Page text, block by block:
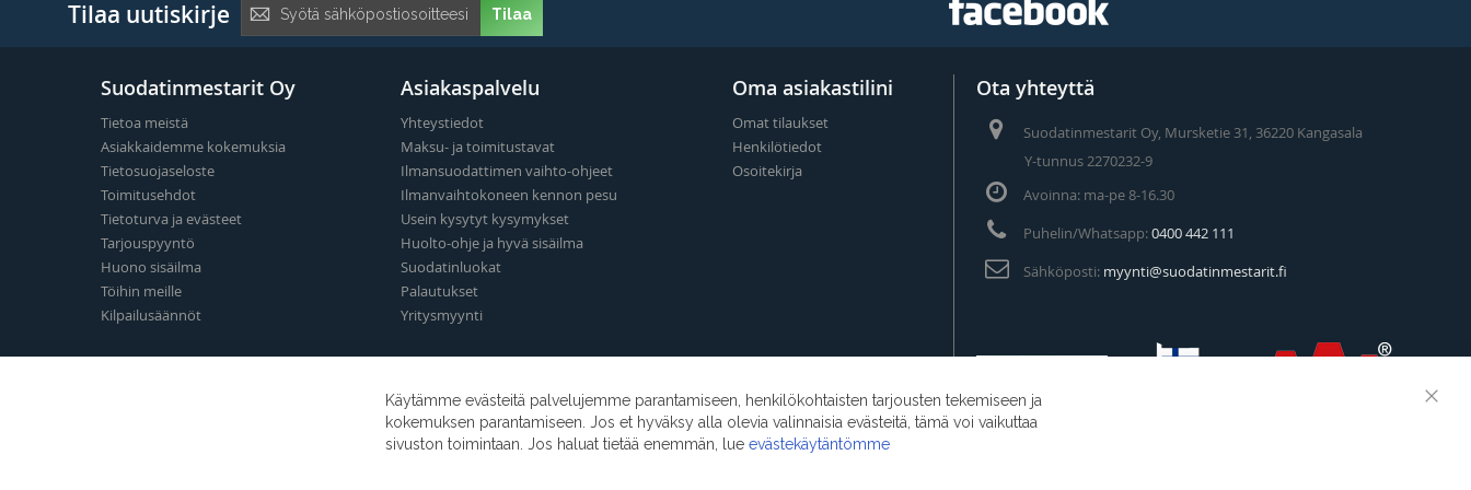
Tilaa uutiskirje
uutiskirje:
Tilaa
Suodatinmestarit Oy
Tietoa meistä
Asiakkaidemme kokemuksia
Tietosuojaseloste
Toimitusehdot
Tietoturva ja evästeet
Tarjouspyyntö
Huono sisäilma
Töihin meille
Kilpailusäännöt
Asiakaspalvelu
Yhteystiedot
Maksu- ja toimitustavat
Ilmansuodattimen vaihto-ohjeet
Ilmanvaihtokoneen kennon pesu
Usein kysytyt kysymykset
Huolto-ohje ja hyvä sisäilma
Suodatinluokat
Palautukset
Yritysmyynti
Oma asiakastilini
Omat tilaukset
Henkilötiedot
Osoitekirja
Ota yhteyttä
Suodatinmestarit Oy, Mursketie 31, 36220 Kangasala
Y-tunnus 2270232-9
Avoinna: ma-pe 8-16.30
Puhelin/Whatsapp:0400 442 111
Sähköposti: myynti@suodatinmestarit.fi
Käytämme evästeitä palvelujemme parantamiseen, henkilökohtaisten tarjousten tekemiseen ja
kokemuksen parantamiseen. Jos et hyväksy alla olevia valinnaisia evästeitä, tämä voi vaikuttaa
sivuston toimintaan. Jos haluat tietää enemmän, lue evästekäytäntömme